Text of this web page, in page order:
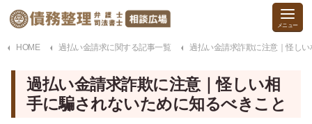
HOME 過払い金請求に関する記事一覧 過払い金請求詐欺に注意｜怪し
過払い金請求詐欺に注意｜怪しい相
手に騙されないために知るべきこと